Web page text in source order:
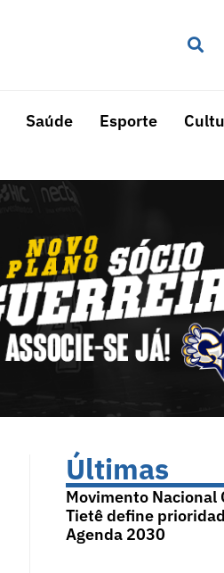
Saúde Esporte
Últimas
Movimento Nacional
Tietê define
Agenda 2030